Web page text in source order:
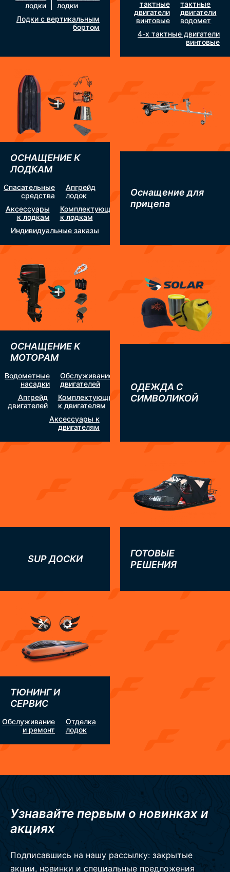
лодки
лодки
Лодки с вертикальным
бортом
тактные
двигатели
винтовые
тактные
двигатели
водомет
4-х тактные двигатели
винтовые
ОСНАЩЕНИЕ К
ЛОДКАМ
Спасательные
средства
Апгрейд
лодок
Аксессуары
к лодкам
Комплектующие
к лодкам
Индивидуальные заказы
Оснащение для
прицепа
ОСНАЩЕНИЕ К
МОТОРАМ
Водометные
насадки
Обслуживание
двигателей
Апгрейд
двигателей
Комплектующие
к двигателям
Аксессуары к
двигателям
ОДЕЖДА С
СИМВОЛИКОЙ
SUP ДОСКИ
ГОТОВЫЕ
РЕШЕНИЯ
ТЮНИНГ И
СЕРВИС
Обслуживание
и ремонт
Отделка
лодок
Узнавайте первым о новинках и
акциях
Подписавшись на нашу рассылку: закрытые
акции, новинки и специальные предложения